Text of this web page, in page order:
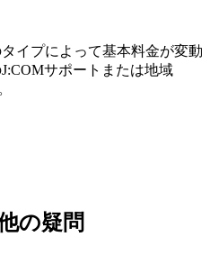
イプによって基本料金が変動
サポートまたは地域
の疑問